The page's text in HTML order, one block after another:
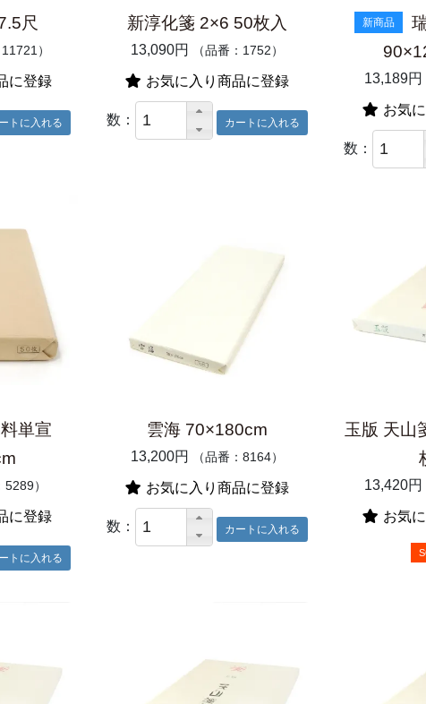
尺
）
に登録
新淳化箋 2×6 50枚入
13,090円 （品番：1752）
お気に入り商品に登録
数：
新商品
13,189円
お気
数：
単宣
5289）
に登録
雲海 70×180cm
13,200円 （品番：8164）
お気に入り商品に登録
数：
玉版 天山
13,420円
お気